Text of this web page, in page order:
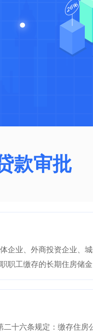
款审批
企业、外商投资企业、
职工缴存的长期住房储
二十六条规定：缴存住